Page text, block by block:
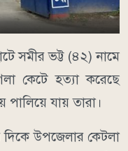
সমীর ভট্ট (৪২) নামে
কেটে হত্যা করেছে
পালিয়ে যায় তারা।
দিকে উপজেলার কেটলা